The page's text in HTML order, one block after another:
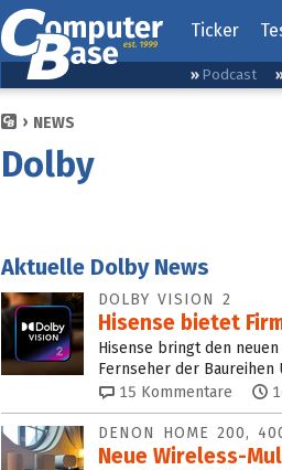
Ticker
Podcast
NEWS
Dolby
Aktuelle Dolby News
DOLBY VISION 2
Hisense bietet
Hisense bringt den
Fernseher der Baureihen
15 Kommentare
DENON HOME 200,
Neue Wireless-